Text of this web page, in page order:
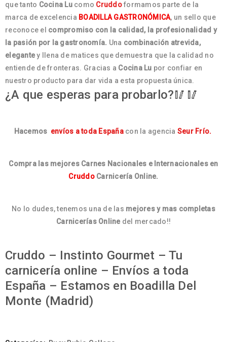
que tanto Cocina Lucomo Cruddoformamos parte de la
marca de excelencia BOADILLA GASTRONÓMICA, un sello que
reconoce el compromiso con la calidad, la profesionalidad y
la pasión por la gastronomía. Una combinación atrevida,
elegantey llena de matices que demuestra que la calidad no
entiende de fronteras. Gracias a Cocina Lu por confiar en
nuestro producto para dar vida a esta propuesta única.
¿A que esperas para probarlo?🥢🥢
Hacemos envíos a toda Españacon la agencia Seur Frío.
Compra las mejores Carnes Nacionales e Internacionales en
Cruddo Carnicería Online.
No lo dudes, tenemos una de las mejores y mas completas
Carnicerías Onlinedel mercado!!
Cruddo – Instinto Gourmet – Tu
carnicería online – Envíos a toda
España – Estamos en Boadilla Del
Monte (Madrid)